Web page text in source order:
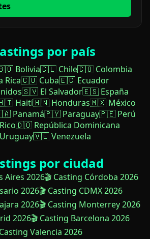
por país
Bolivia🇨🇱 Chile🇨🇴 Colombia
🇨🇺 Cuba🇪🇨 Ecuador
🇸🇻 El Salvador🇪🇸 España
Haití🇭🇳 Honduras🇲🇽 México
Panamá🇵🇾 Paraguay🇵🇪 Perú
🇩🇴 República Dominicana
🇻🇪 Venezuela
por ciudad
Aires 2026🎬 Casting Córdoba 2026
2026🎬 Casting CDMX 2026
2026🎬 Casting Monterrey 2026
2026🎬 Casting Barcelona 2026
Valencia 2026